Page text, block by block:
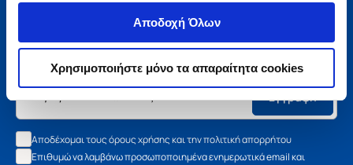
Αποδοχή Όλων
Χρησιμοποιήστε μόνο τα απαραίτητα cookies
Μάθετε τα νέα της Πολιτείας
Εγγραφείτε στο newsletter μας και μάθετε πρώτοι όλα τα
νέα βιβλία, τις εξαιρετικές τιμές και τις εκδηλώσεις μας.
Εγγραφή
Αποδέχομαι τους όρους χρήσης και την πολιτική απορρήτου
Επιθυμώ να λαμβάνω προσωποποιημένα ενημερωτικά email και